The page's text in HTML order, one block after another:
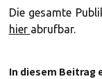
Die gesamte
hier abrufbar.
In diesem Beitrag